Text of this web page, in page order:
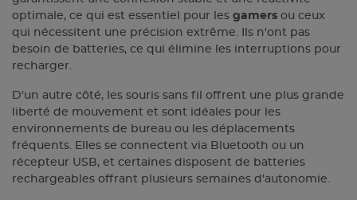
optimale, ce qui est essentiel pour les gamers ou ceux
qui nécessitent une précision extrême. Ils n'ont pas
besoin de batteries, ce qui élimine les interruptions pour
recharger.
D'un autre côté, les souris sans fil offrent une plus grande
liberté de mouvement et sont idéales pour les
environnements de bureau ou les déplacements
fréquents. Elles se connectent via Bluetooth ou un
récepteur USB, et certaines disposent de batteries
rechargeables offrant plusieurs semaines d'autonomie.